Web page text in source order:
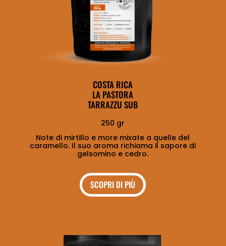
COSTA RICA
LA PASTORA
TARRAZZU SUB
250 gr
Note di mirtillo e more mixate a quelle del
caramello. Il suo aroma richiama il sapore di
gelsomino e cedro.
SCOPRI DI PIÙ